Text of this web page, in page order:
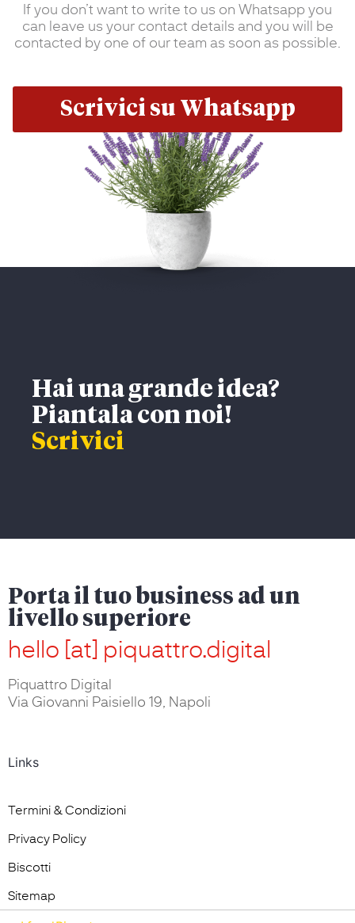
If you don’t want to write to us on Whatsapp you
can leave us your contact details and you will be
contacted by one of our team as soon as possible.
Scrivici su Whatsapp
Hai una grande idea?
Piantala con noi!
Scrivici
Porta il tuo business ad un
livello superiore
hello [at] piquattro.digital
Piquattro Digital
Via Giovanni Paisiello 19, Napoli
Links
Termini & Condizioni
Privacy Policy
Biscotti
Sitemap